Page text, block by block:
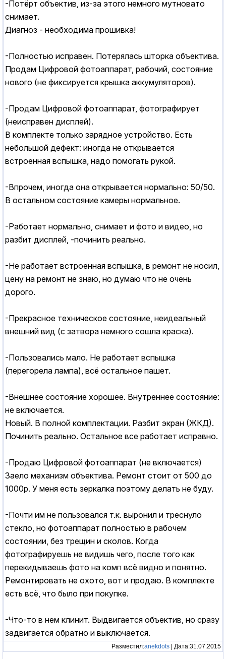
-Потёрт объектив, из-за этого немного мутновато
снимает.
Диагноз - необходима прошивка!
-Полностью исправен. Потерялась шторка объектива.
Продам Цифровой фотоаппарат, рабочий, состояние
нового (не фиксируется крышка аккумуляторов).
-Продам Цифровой фотоаппарат, фотографирует
(неисправен дисплей).
В комплекте только зарядное устройство. Есть
небольшой дефект: иногда не открывается
встроенная вспышка, надо помогать рукой.
-Впрочем, иногда она открывается нормально: 50/50.
В остальном состояние камеры нормальное.
-Работает нормально, снимает и фото и видео, но
разбит дисплей, -починить реально.
-Не работает встроенная вспышка, в ремонт не носил,
цену на ремонт не знаю, но думаю что не очень
дорого.
-Прекрасное техническое состояние, неидеальный
внешний вид (с затвора немного сошла краска).
-Пользовались мало. Не работает вспышка
(перегорела лампа), всё остальное пашет.
-Внешнее состояние хорошее. Внутреннее состояние:
не включается.
Новый. В полной комплектации. Разбит экран (ЖКД).
Починить реально. Остальное все работает исправно.
-Продаю Цифровой фотоаппарат (не включается)
Заело механизм объектива. Ремонт стоит от 500 до
1000р. У меня есть зеркалка поэтому делать не буду.
-Почти им не пользовался т.к. выронил и треснуло
стекло, но фотоаппарат полностью в рабочем
состоянии, без трещин и сколов. Когда
фотографируешь не видишь чего, после того как
перекидываешь фото на комп всё видно и понятно.
Ремонтировать не охото, вот и продаю. В комплекте
есть всё, что было при покупке.
-Что-то в нем клинит. Выдвигается объектив, но сразу
задвигается обратно и выключается.
Разместил:anekdots | Дата:31.07.2015